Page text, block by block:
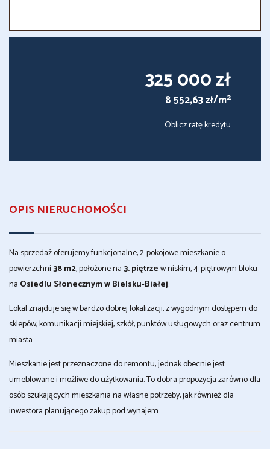
325 000 zł
8 552,63 zł/m2
Oblicz ratę kredytu
OPIS NIERUCHOMOŚCI
Na sprzedaż oferujemy funkcjonalne, 2-pokojowe mieszkanie o
powierzchni38 m2, położone na3. piętrzew niskim, 4-piętrowym bloku
na Osiedlu Słonecznym w Bielsku-Białej.
Lokal znajduje się w bardzo dobrej lokalizacji, z wygodnym dostępem do
sklepów, komunikacji miejskiej, szkół, punktów usługowych oraz centrum
miasta.
Mieszkanie jest przeznaczone do remontu, jednak obecnie jest
umeblowane i możliwe do użytkowania. To dobra propozycja zarówno dla
osób szukających mieszkania na własne potrzeby, jak również dla
inwestora planującego zakup pod wynajem.